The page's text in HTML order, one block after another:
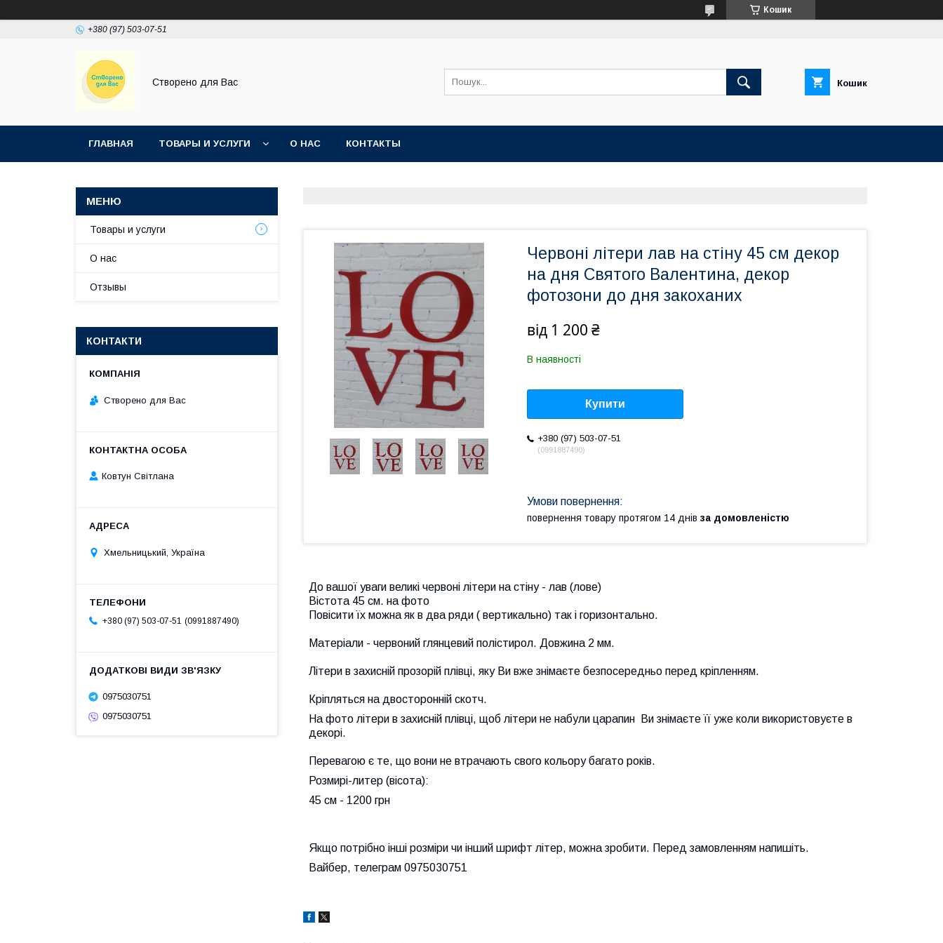
Кошик
+380 (97) 503-07-51
Створено для Вас Кошик
ГЛАВНАЯ ТОВАРЫ И УСЛУГИ О НАС КОНТАКТЫ
Червоні літери лав на стіну 45 см декор
на дня Святого Валентина, декор
фотозони до дня закоханих
від 1 200 ₴
В наявності
Купити
+380 (97) 503-07-51
0991887490
повернення товару протягом 14 днів за домовленістю
До вашої уваги великі червоні літери на стіну - лав (лове)
Вістота 45 см. на фото
Повісити їх можна як в два ряди ( вертикально) так і горизонтально.
Матеріали - червоний глянцевий полістирол. Довжина 2 мм.
Літери в захисній прозорій плівці, яку Ви вже знімаєте безпосередньо перед кріпленням.
Кріпляться на двосторонній скотч.
На фото літери в захисній плівці, щоб літери не набули царапин Ви знімаєте її уже коли використовуєте в
декорі.
Перевагою є те, що вони не втрачають свого кольору багато років.
Розмирі-литер (вісота):
45 см - 1200 грн
Якщо потрібно інші розміри чи інший шрифт літер, можна зробити. Перед замовленням напишіть.
Вайбер, телеграм 0975030751
Товары и услуги
О нас
Отзывы
КОНТАКТИ
Створено для Вас
Ковтун Світлана
Хмельницький, Україна
+380 (97) 503-07-51 0991887490
0975030751
0975030751